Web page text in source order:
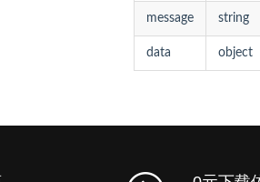
message string
data object